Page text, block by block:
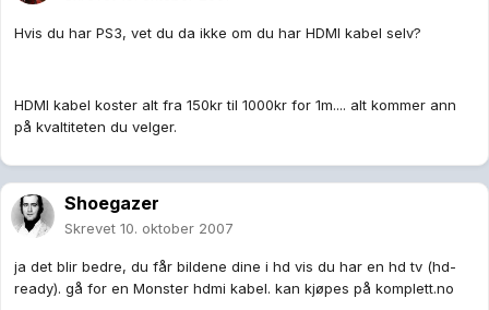
Hvis du har PS3, vet du da ikke om du har HDMI kabel selv?
HDMI kabel koster alt fra 150kr til 1000kr for 1m.... alt kommer ann
på kvaltiteten du velger.
Shoegazer
Skrevet 10. oktober 2007
ja det blir bedre, du får bildene dine i hd vis du har en hd tv (hd-
ready). gå for en Monster hdmi kabel. kan kjøpes på komplett.no